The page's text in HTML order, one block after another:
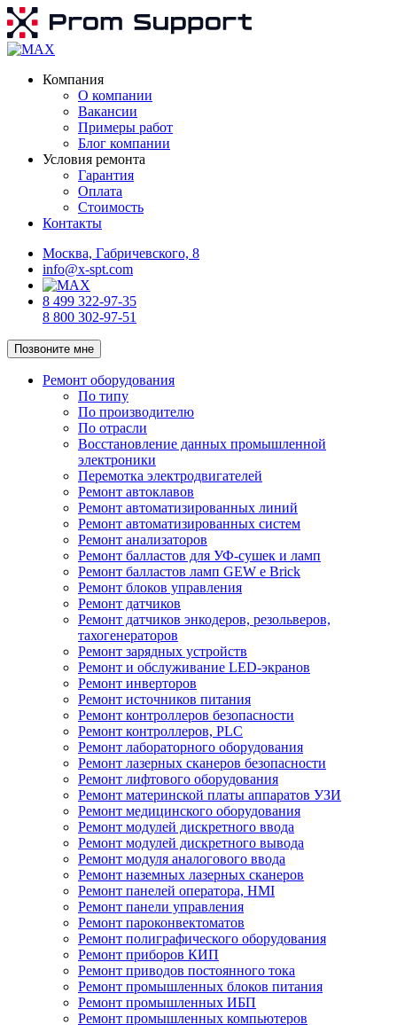
Компания
О компании
Вакансии
Примеры работ
Блог компании
Условия ремонта
Гарантия
Оплата
Стоимость
Контакты
Москва, Габричевского, 8
info@x-spt.com
8 499 322-97-35
8 800 302-97-51
Позвоните мне
Ремонт оборудования
По типу
По производителю
По отрасли
Восстановление данных промышленной
электроники
Перемотка электродвигателей
Ремонт автоклавов
Ремонт автоматизированных линий
Ремонт автоматизированных систем
Ремонт анализаторов
Ремонт балластов для УФ-сушек и ламп
Ремонт балластов ламп GEW e Brick
Ремонт блоков управления
Ремонт датчиков
Ремонт датчиков энкодеров, резольверов,
тахогенераторов
Ремонт зарядных устройств
Ремонт и обслуживание LED-экранов
Ремонт инверторов
Ремонт источников питания
Ремонт контроллеров безопасности
Ремонт контроллеров, PLC
Ремонт лабораторного оборудования
Ремонт лазерных сканеров безопасности
Ремонт лифтового оборудования
Ремонт материнской платы аппаратов УЗИ
Ремонт медицинского оборудования
Ремонт модулей дискретного ввода
Ремонт модулей дискретного вывода
Ремонт модуля аналогового ввода
Ремонт наземных лазерных сканеров
Ремонт панелей оператора, HMI
Ремонт панели управления
Ремонт пароконвектоматов
Ремонт полиграфического оборудования
Ремонт приборов КИП
Ремонт приводов постоянного тока
Ремонт промышленных блоков питания
Ремонт промышленных ИБП
Ремонт промышленных компьютеров